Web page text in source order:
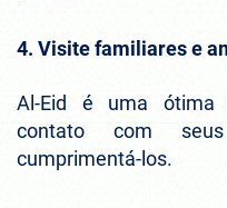
4. Visite familiares e
Al-Eid é uma ótima
contato com
cumprimentá-los.